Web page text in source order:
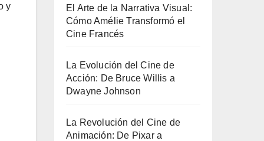
y
El Arte de la Narrativa Visual:
Cómo Amélie Transformó el
Cine Francés
La Evolución del Cine de
Acción: De Bruce Willis a
Dwayne Johnson
La Revolución del Cine de
Animación: De Pixar a